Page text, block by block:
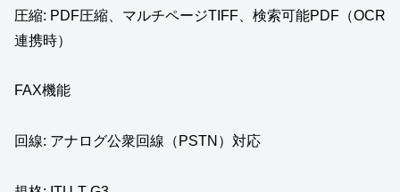
圧縮: PDF圧縮、マルチページTIFF、検索可能PDF（OCR
連携時）
FAX機能
回線: アナログ公衆回線（PSTN）対応